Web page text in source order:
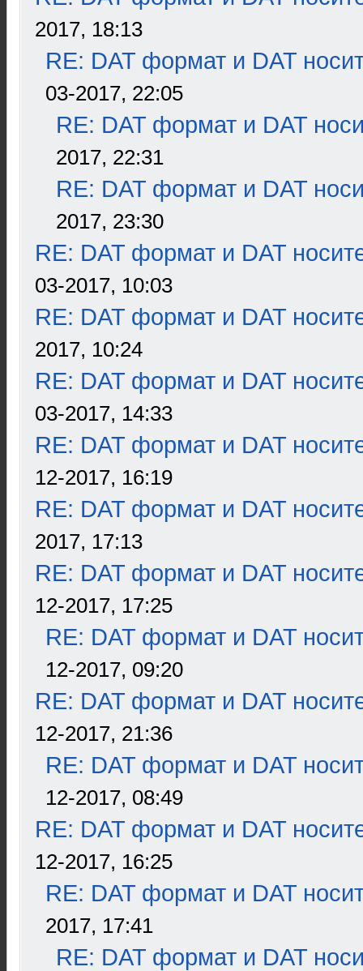
2017, 18:13
RE: DAT формат и DAT
03-2017, 22:05
RE: DAT формат и DAT
2017, 22:31
RE: DAT формат и DAT
2017, 23:30
RE: DAT формат и DAT
03-2017, 10:03
RE: DAT формат и DAT
2017, 10:24
RE: DAT формат и DAT
03-2017, 14:33
RE: DAT формат и DAT
12-2017, 16:19
RE: DAT формат и DAT
2017, 17:13
RE: DAT формат и DAT
12-2017, 17:25
RE: DAT формат и DAT
12-2017, 09:20
RE: DAT формат и DAT
12-2017, 21:36
RE: DAT формат и DAT
12-2017, 08:49
RE: DAT формат и DAT
12-2017, 16:25
RE: DAT формат и DAT
2017, 17:41
RE: DAT формат и DAT